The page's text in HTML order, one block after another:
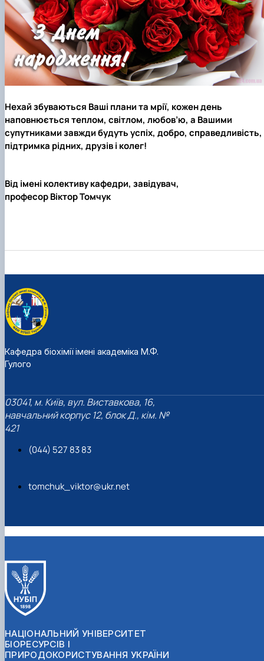
Нехай збуваються Ваші плани та мрії, кожен день
наповнюється теплом, світлом, любов’ю, а Вашими
супутниками завжди будуть успіх, добро, справедливість,
підтримка рідних, друзів і колег!
Від імені колективу кафедри, завідувач,
професор Віктор Томчук
Кафедра біохімії імені академіка М.Ф.
Гулого
03041, м. Київ, вул. Виставкова, 16,
навчальний корпус 12, блок Д., кім. №
421
(044) 527 83 83
tomchuk_viktor@ukr.net
НАЦІОНАЛЬНИЙ УНІВЕРСИТЕТ
БІОРЕСУРСІВ І
ПРИРОДОКОРИСТУВАННЯ УКРАЇНИ